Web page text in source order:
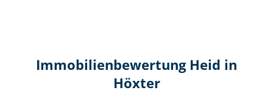
Immobilien­bewertung Heid in
Höxter